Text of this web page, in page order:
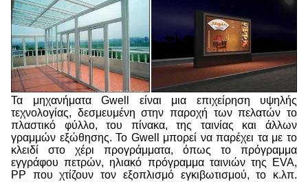
Τα μηχανήματα Gwell είναι μια επιχείρηση υψηλής
τεχνολογίας, δεσμευμένη στην παροχή των πελατών το
πλαστικό φύλλο, του πίνακα, της ταινίας και άλλων
γραμμών εξώθησης. Το Gwell μπορεί να παρέχει τα με το
κλειδί στο χέρι προγράμματα, όπως το πρόγραμμα
εγγράφου πετρών, ηλιακό πρόγραμμα ταινιών της EVA,
PP που χτίζουν τον εξοπλισμό εγκιβωτισμού, το κ.λπ.